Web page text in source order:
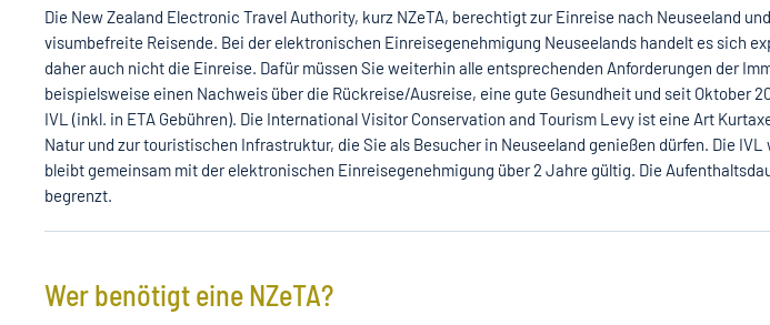
Die New Zealand Electronic Travel Authority, kurz NZeTA, berechtigt zur Einreise nach Neuseeland
visumbefreite Reisende. Bei der elektronischen Einreisegenehmigung Neuseelands handelt es sich
daher auch nicht die Einreise. Dafür müssen Sie weiterhin alle entsprechenden Anforderungen der
beispielsweise einen Nachweis über die Rückreise/Ausreise, eine gute Gesundheit und seit Oktober
IVL (inkl. in ETA Gebühren). Die International Visitor Conservation and Tourism Levy ist eine Art
Natur und zur touristischen Infrastruktur, die Sie als Besucher in Neuseeland genießen dürfen. Die
bleibt gemeinsam mit der elektronischen Einreisegenehmigung über 2 Jahre gültig. Die
begrenzt.
Wer benötigt eine NZeTA?